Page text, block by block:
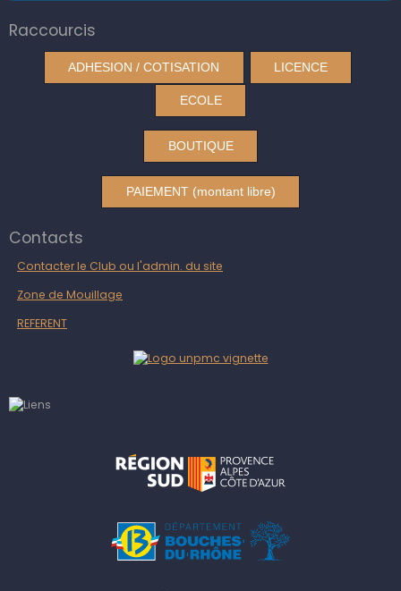
Raccourcis
ADHESION / COTISATION LICENCE
ECOLE
BOUTIQUE
PAIEMENT (montant libre)
Contacts
Contacter le Club ou l'admin. du site
Zone de Mouillage
REFERENT